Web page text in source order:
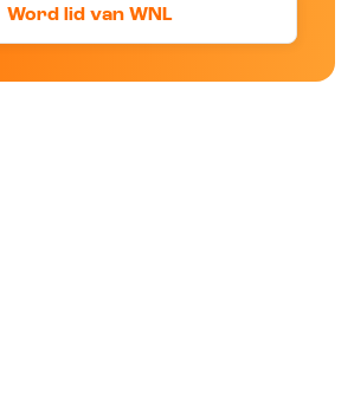
Word lid van WNL